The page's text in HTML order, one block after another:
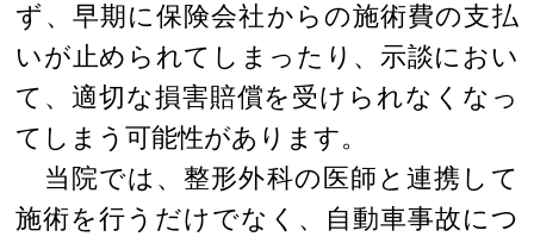
ず、早期に保険会社からの施術費の支払
いが止められてしまったり、示談におい
て、適切な損害賠償を受けられなくなっ
てしまう可能性があります。
当院では、整形外科の医師と連携して
施術を行うだけでなく、自動車事故につ